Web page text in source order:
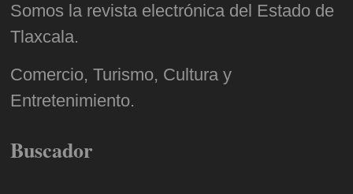
Somos la revista electrónica del Estado de
Tlaxcala.
Comercio, Turismo, Cultura y
Entretenimiento.
Buscador